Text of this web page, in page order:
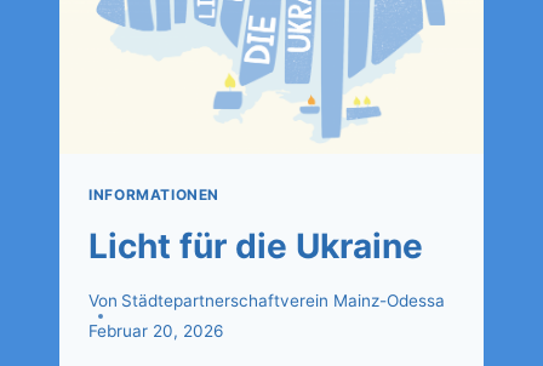
INFORMATIONEN
Licht für die Ukraine
Von Städtepartnerschaftverein Mainz-Odessa
Februar 20, 2026